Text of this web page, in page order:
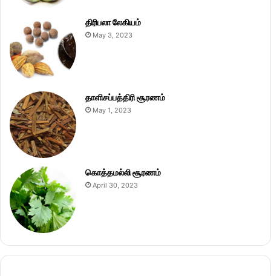
திரிபலா லேகியம்
May 3, 2023
தாளிசப்பத்திரி சூரணம்
May 1, 2023
கொத்தமல்லி சூரணம்
April 30, 2023